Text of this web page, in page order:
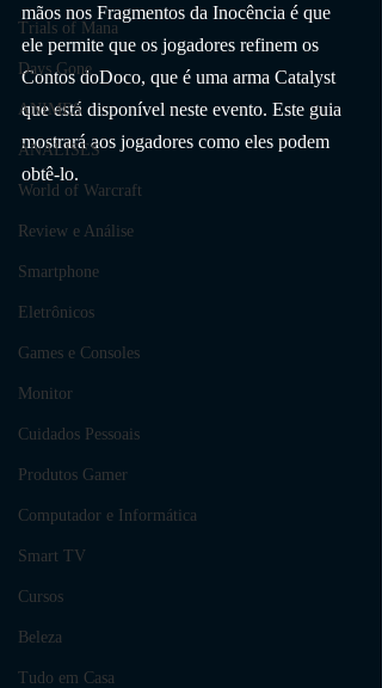
Trials of Mana
Days Gone
ANIMES
ANÁLISES
World of Warcraft
Review e Análise
Smartphone
Eletrônicos
Games e Consoles
Monitor
Cuidados Pessoais
Produtos Gamer
Computador e Informática
Smart TV
Cursos
Beleza
Tudo em Casa
mãos nos Fragmentos da Inocência é que
ele permite que os jogadores refinem os
Contos doDoco, que é uma arma Catalyst
que está disponível neste evento. Este guia
mostrará aos jogadores como eles podem
obtê-lo.